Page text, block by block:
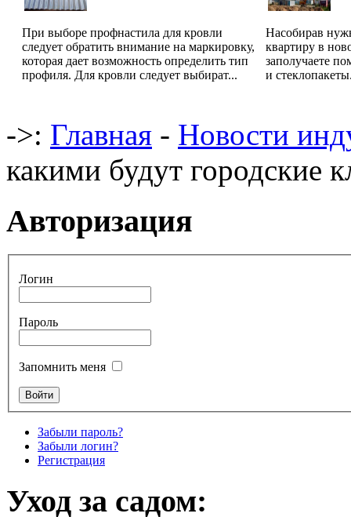
При выборе профнастила для кровли
следует обратить внимание на маркировку,
которая дает возможность определить тип
профиля. Для кровли следует выбират...
Насобирав
квартиру в
заполучаете
и
->: Главная - Новости
какими будут городские
Авторизация
Логин
Пароль
Запомнить меня
Забыли пароль?
Забыли логин?
Регистрация
Уход за садом: